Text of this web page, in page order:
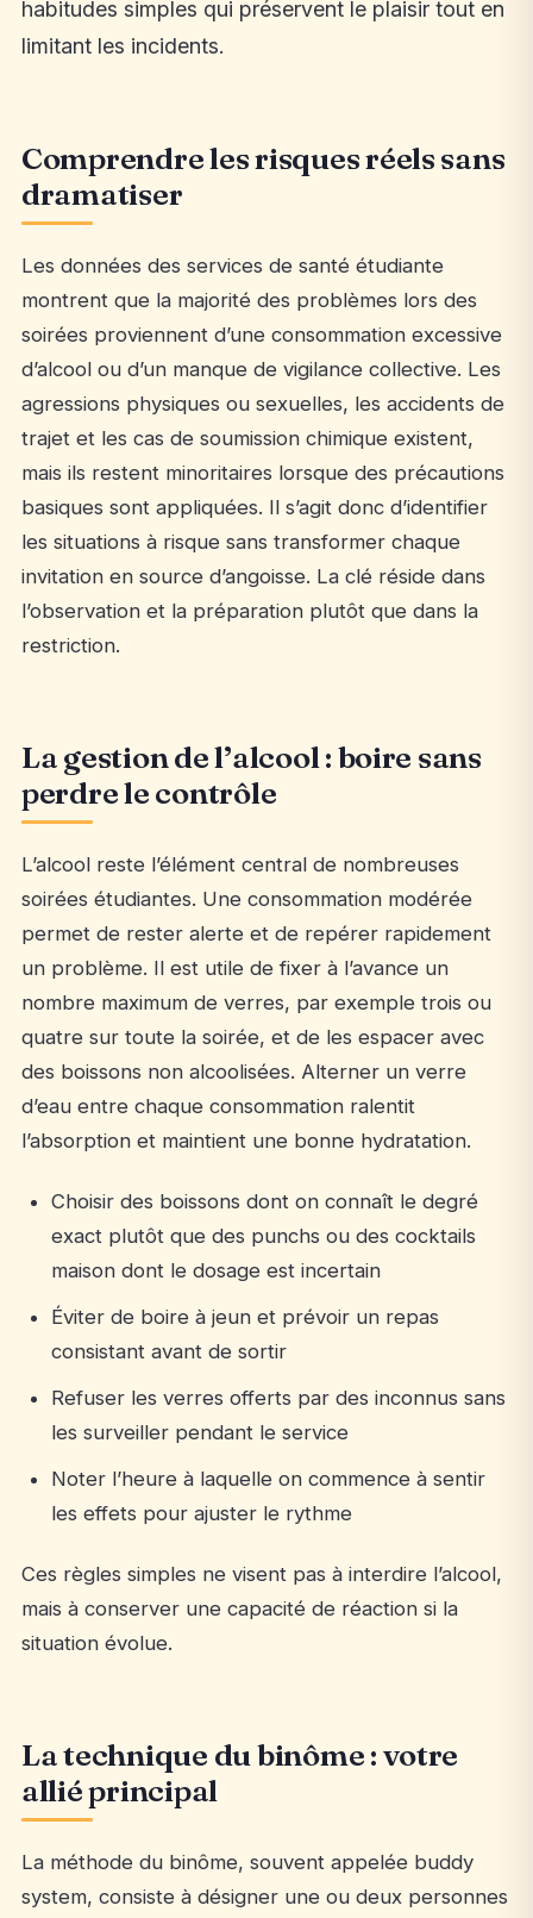
habitudes simples qui préservent le plaisir tout en
limitant les incidents.
Comprendre les risques réels sans
dramatiser
Les données des services de santé étudiante
montrent que la majorité des problèmes lors des
soirées proviennent d’une consommation excessive
d’alcool ou d’un manque de vigilance collective. Les
agressions physiques ou sexuelles, les accidents de
trajet et les cas de soumission chimique existent,
mais ils restent minoritaires lorsque des précautions
basiques sont appliquées. Il s’agit donc d’identifier
les situations à risque sans transformer chaque
invitation en source d’angoisse. La clé réside dans
l’observation et la préparation plutôt que dans la
restriction.
La gestion de l’alcool : boire sans
perdre le contrôle
L’alcool reste l’élément central de nombreuses
soirées étudiantes. Une consommation modérée
permet de rester alerte et de repérer rapidement
un problème. Il est utile de fixer à l’avance un
nombre maximum de verres, par exemple trois ou
quatre sur toute la soirée, et de les espacer avec
des boissons non alcoolisées. Alterner un verre
d’eau entre chaque consommation ralentit
l’absorption et maintient une bonne hydratation.
Choisir des boissons dont on connaît le degré
exact plutôt que des punchs ou des cocktails
maison dont le dosage est incertain
Éviter de boire à jeun et prévoir un repas
consistant avant de sortir
Refuser les verres offerts par des inconnus sans
les surveiller pendant le service
Noter l’heure à laquelle on commence à sentir
les effets pour ajuster le rythme
Ces règles simples ne visent pas à interdire l’alcool,
mais à conserver une capacité de réaction si la
situation évolue.
La technique du binôme : votre
allié principal
La méthode du binôme, souvent appelée buddy
system, consiste à désigner une ou deux personnes